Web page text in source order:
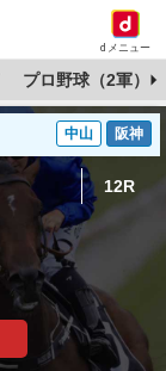
dメニュー
プロ野球（2軍）
中山 阪神
12R